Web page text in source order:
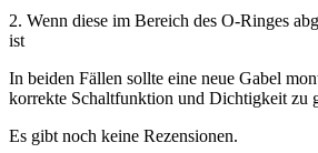
2. Wenn diese im Bereich des O-Ringes
ist
In beiden Fällen sollte eine neue Gabel
korrekte Schaltfunktion und Dichtigkeit zu
Es gibt noch keine Rezensionen.